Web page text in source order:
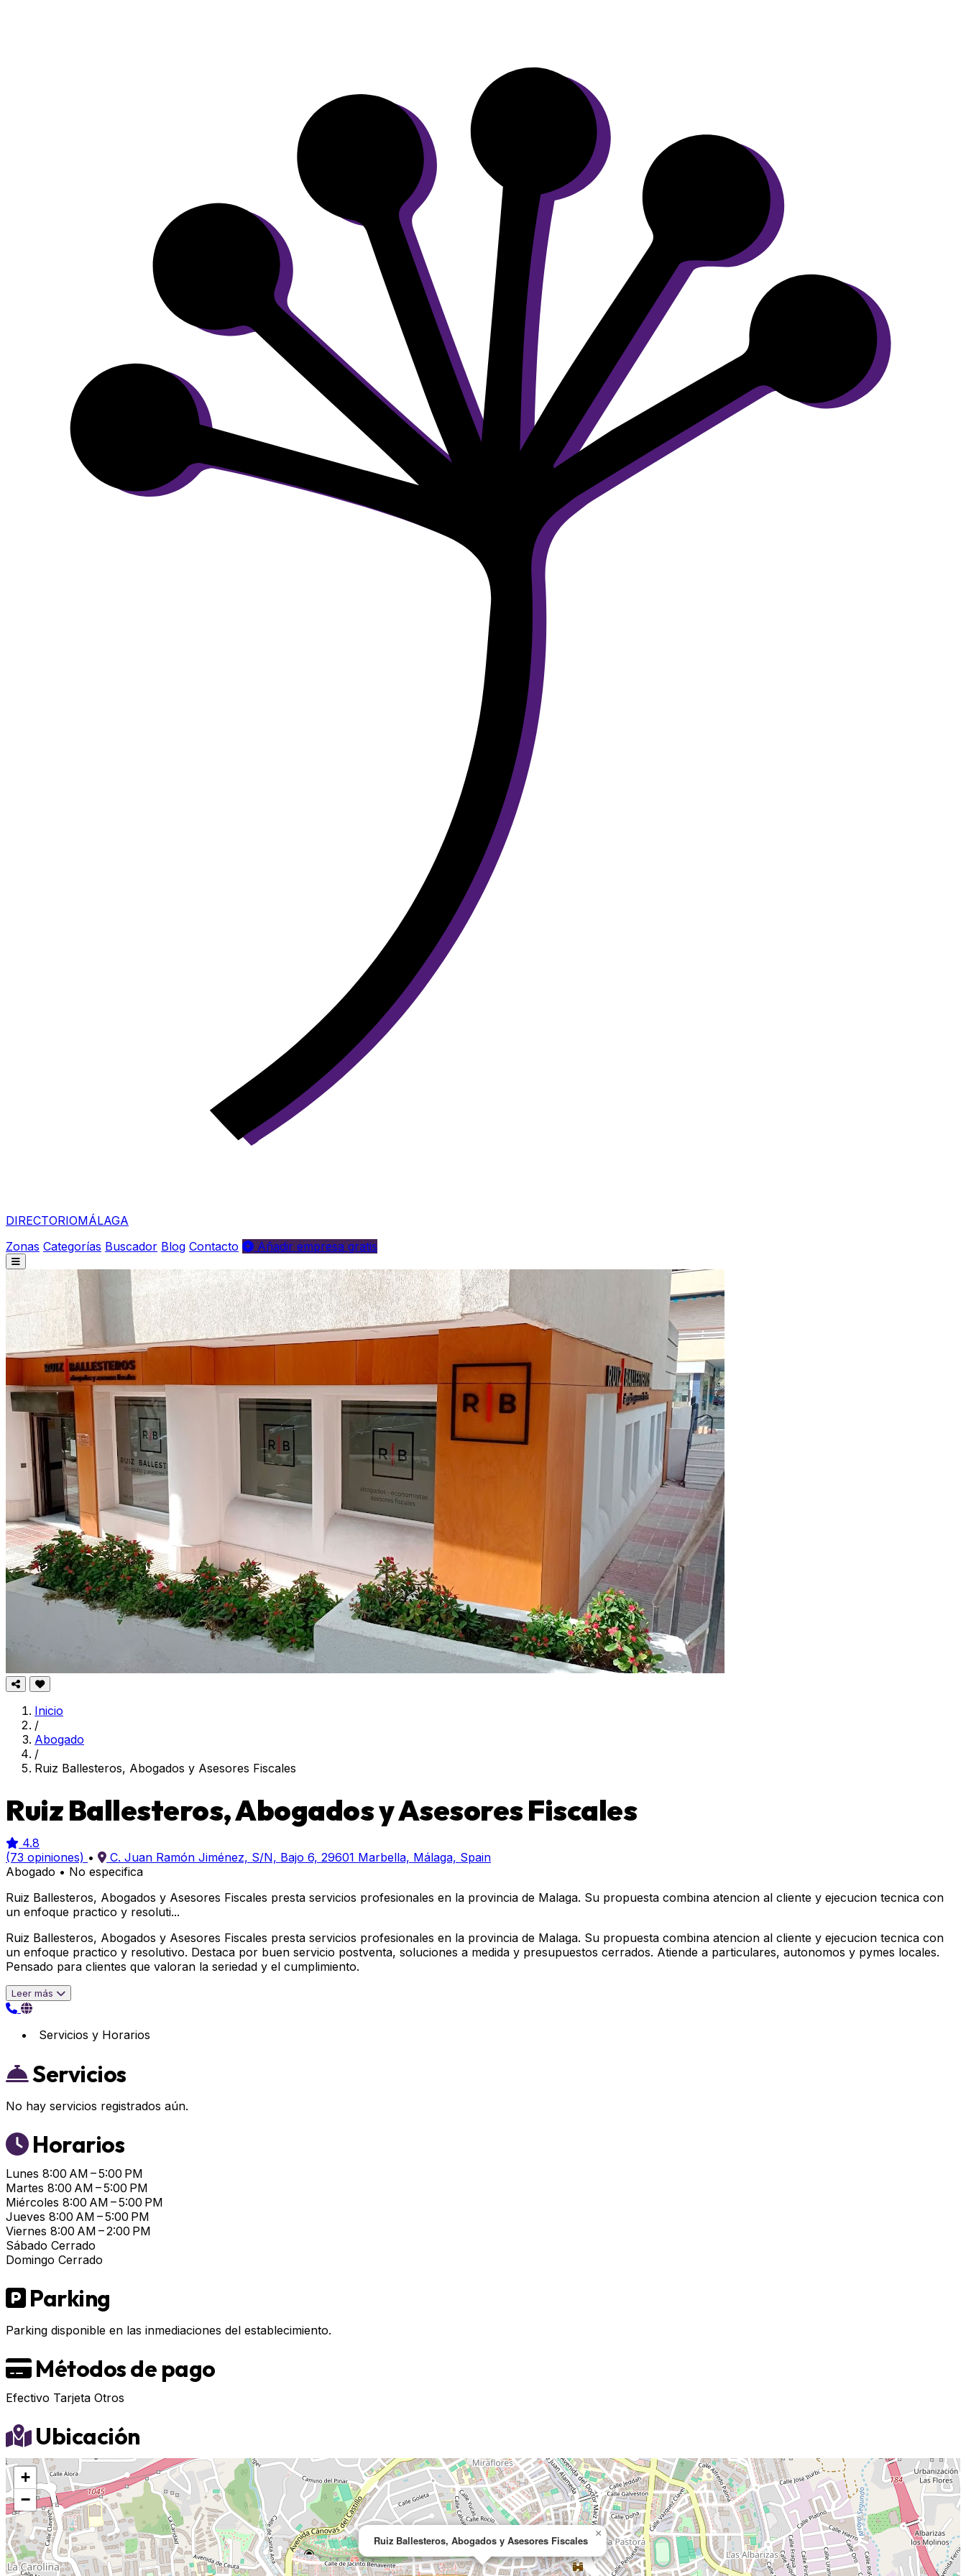
DIRECTORIOMÁLAGA
Zonas Categorías Buscador Blog Contacto Añadir empresa gratis
Inicio
/
Abogado
/
Ruiz Ballesteros, Abogados y Asesores Fiscales
Ruiz Ballesteros, Abogados y Asesores Fiscales
4.8
(73 opiniones) •
C. Juan Ramón Jiménez, S/N, Bajo 6, 29601 Marbella, Málaga, Spain
Abogado • No especifica
Ruiz Ballesteros, Abogados y Asesores Fiscales presta servicios profesionales en la provincia de Malaga. Su propuesta combina atencion al cliente y ejecucion tecnica con
un enfoque practico y resoluti...
Ruiz Ballesteros, Abogados y Asesores Fiscales presta servicios profesionales en la provincia de Malaga. Su propuesta combina atencion al cliente y ejecucion tecnica con
un enfoque practico y resolutivo. Destaca por buen servicio postventa, soluciones a medida y presupuestos cerrados. Atiende a particulares, autonomos y pymes locales.
Pensado para clientes que valoran la seriedad y el cumplimiento.
Leer más
Servicios y Horarios
Servicios
No hay servicios registrados aún.
Horarios
Lunes 8:00 AM – 5:00 PM
Martes 8:00 AM – 5:00 PM
Miércoles 8:00 AM – 5:00 PM
Jueves 8:00 AM – 5:00 PM
Viernes 8:00 AM – 2:00 PM
Sábado Cerrado
Domingo Cerrado
Parking
Parking disponible en las inmediaciones del establecimiento.
Métodos de pago
Efectivo Tarjeta Otros
Ubicación
Ruiz Ballesteros, Abogados y Asesores Fiscales
×
+
−